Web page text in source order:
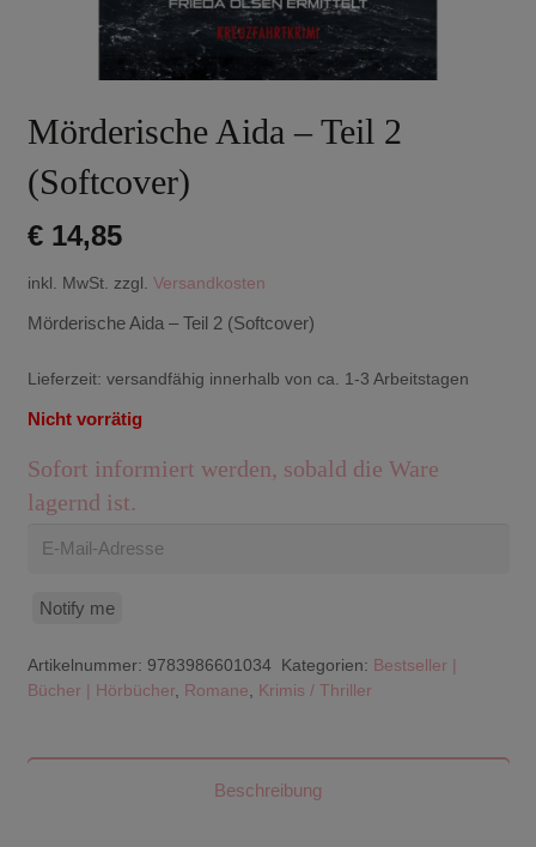
Mörderische Aida – Teil 2
(Softcover)
€14,85
inkl. MwSt. zzgl. Versandkosten
Mörderische Aida – Teil 2 (Softcover)
Lieferzeit: versandfähig innerhalb von ca. 1-3 Arbeitstagen
Nicht vorrätig
Sofort informiert werden, sobald die Ware
lagernd ist.
Notify me
Artikelnummer: 9783986601034 Kategorien: Bestseller |
Bücher | Hörbücher, Romane, Krimis / Thriller
Beschreibung